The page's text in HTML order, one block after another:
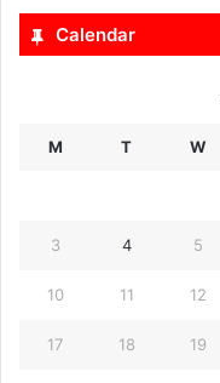
Calendar
M T W
3 4 5
10 11 12
17 18 19